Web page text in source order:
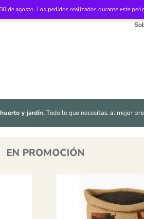
de agosto. Los pedidos realizados durante este
y jardín. Todo lo que necesitas, al mejor
EN PROMOCIÓN